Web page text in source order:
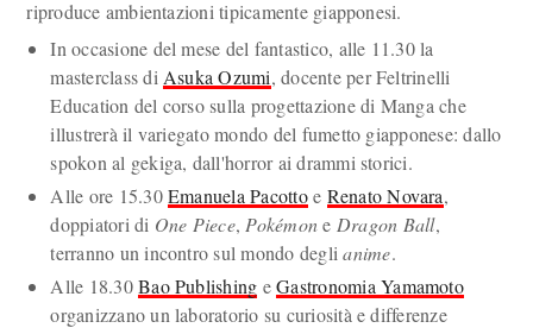
riproduce ambientazioni tipicamente giapponesi.
In occasione del mese del fantastico, alle 11.30 la
masterclass di Asuka Ozumi, docente per Feltrinelli
Education del corso sulla progettazione di Manga che
illustrerà il variegato mondo del fumetto giapponese: dallo
spokon al gekiga, dall'horror ai drammi storici.
Alle ore 15.30Emanuela Pacottoe Renato Novara,
doppiatori di One Piece, Pokémone Dragon Ball,
terranno un incontro sul mondo deglianime.
Alle 18.30Bao Publishing eGastronomia Yamamoto
organizzano un laboratorio su curiosità e differenze